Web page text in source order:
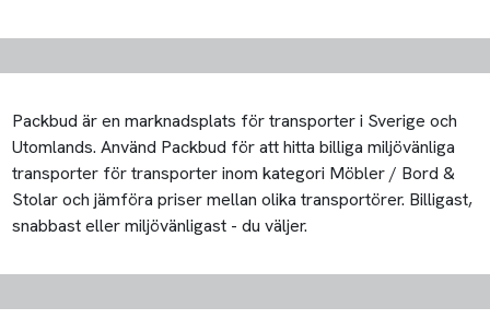
Packbud är en marknadsplats för transporter i Sverige och
Utomlands. Använd Packbud för att hitta billiga miljövänliga
transporter för transporter inom kategori Möbler / Bord &
Stolar och jämföra priser mellan olika transportörer. Billigast,
snabbast eller miljövänligast - du väljer.